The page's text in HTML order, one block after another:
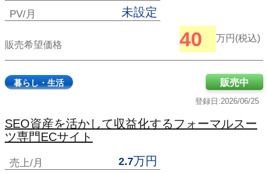
PV/月 未設定
販売希望価格 40 万円(税込)
暮らし・生活
登録日:2026/06/25
販売中
SEO資産を活かして収益化するフォーマルスー
ツ専門ECサイト
売上/月 2.7万円